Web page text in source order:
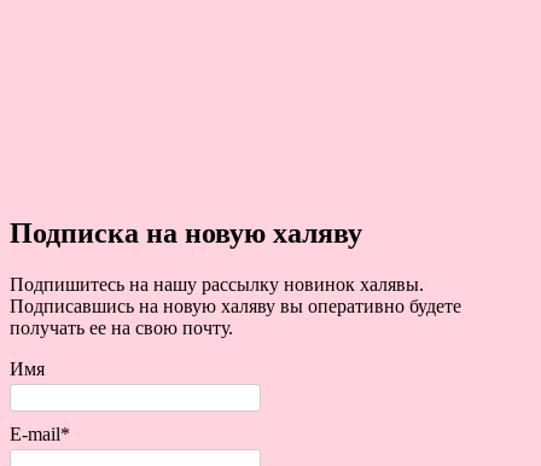
Подписка на новую халяву
Подпишитесь на нашу рассылку новинок халявы.
Подписавшись на новую халяву вы оперативно будете
получать ее на свою почту.
Имя
E-mail*